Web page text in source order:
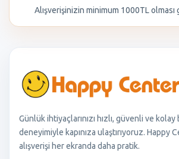
Alışverişinizin minimum 1000TL
Günlük ihtiyaçlarınızı hızlı, güvenli ve kolay
deneyimiyle kapınıza ulaştırıyoruz. Happy
alışverişi her ekranda daha pratik.